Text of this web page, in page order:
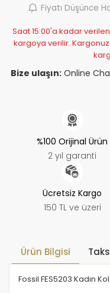
Fiyatı Düşünce
Saat 15:00'a kadar
kargoya verilir.
Bize ulaşın:Online
%100 Orijinal Ürün
2 yıl garanti
Ücretsiz Kargo
150 TL ve üzeri
Ürün Bilgisi
Fossil FES5203 Kadın